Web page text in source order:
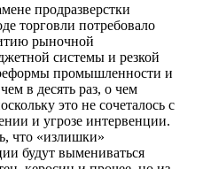
продразверстки
торговли потребовало
рыночной
системы и резкой
промышленности и
в десять раз, о чем
это не сочеталось с
и угрозе интервенции.
что «излишки»
будут вымениваться